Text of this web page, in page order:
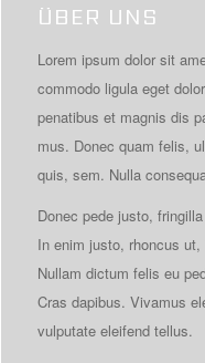
ÜBER UNS
Lorem ipsum dolor sit
commodo ligula eget
penatibus et magnis dis
mus. Donec quam felis,
quis, sem. Nulla
Donec pede justo,
In enim justo, rhoncus
Nullam dictum felis eu
Cras dapibus. Vivamus
vulputate eleifend tellus.